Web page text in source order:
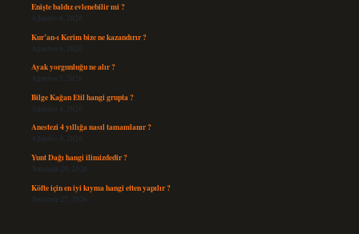
Enişte baldız evlenebilir mi ?
Ağustos 6, 2026
Kur’an-ı Kerim bize ne kazandırır ?
Ağustos 6, 2026
Ayak yorgunluğu ne alır ?
Ağustos 5, 2026
Bilge Kağan Etil hangi grupta ?
Ağustos 4, 2026
Anestezi 4 yıllığa nasıl tamamlanır ?
Ağustos 4, 2026
Yunt Dağı hangi ilimizdedir ?
Temmuz 29, 2026
Köfte için en iyi kıyma hangi etten yapılır ?
Temmuz 27, 2026